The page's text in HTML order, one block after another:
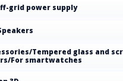
grid power supply
Tempered glass and
For smartwatches